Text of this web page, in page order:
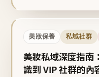
美妝保養 私域社群
美妝私域深度指南
識到 VIP 社群的內